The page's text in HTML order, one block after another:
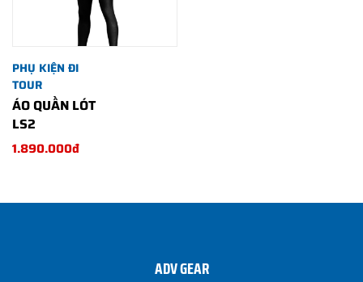
PHỤ KIỆN ĐI
TOUR
ÁO QUẦN LÓT
LS2
1.890.000đ
ADV GEAR